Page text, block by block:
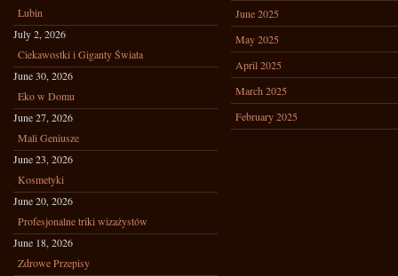
Lubin
July 2, 2026
Ciekawostki i Giganty Świata
June 30, 2026
Eko w Domu
June 27, 2026
Mali Geniusze
June 23, 2026
Kosmetyki
June 20, 2026
Profesjonalne triki wizażystów
June 18, 2026
Zdrowe Przepisy
June 2025
May 2025
April 2025
March 2025
February 2025